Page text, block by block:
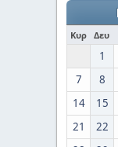
Κυρ Δευ
1
7
8
14
15
21
22